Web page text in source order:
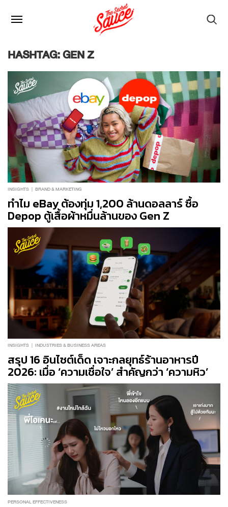
HASHTAG: GEN Z
INSIGHTS BRAND & MARKETING
ทำไม eBay ต้องทุ่ม 1,200 ล้านดอลลาร์ ซื้อ
Depop ตู้เสื้อผ้าหมื่นล้านของ Gen Z
INSIGHTS INDUSTRIES & BUSINESS AREAS
สรุป 16 อินไซต์เด็ด เจาะกลยุทธ์ร้านอาหารปี
2026: เมื่อ ‘ความเชื่อใจ’ สำคัญกว่า ‘ความหิว’
PERSONAL EFFECTIVENESS